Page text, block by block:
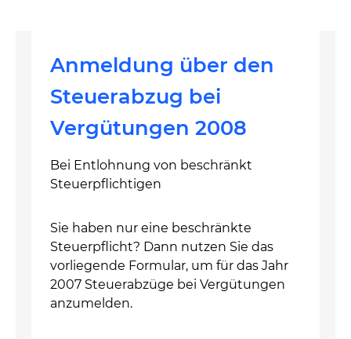
Anmeldung über den
Steuerabzug bei
Vergütungen 2008
Bei Entlohnung von beschränkt
Steuerpflichtigen
Sie haben nur eine beschränkte
Steuerpflicht? Dann nutzen Sie das
vorliegende Formular, um für das Jahr
2007 Steuerabzüge bei Vergütungen
anzumelden.